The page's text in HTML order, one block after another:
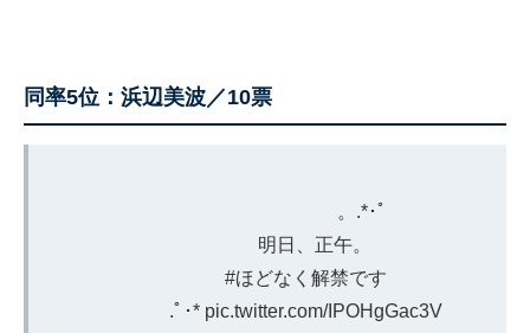
同率5位：浜辺美波／10票
。.*･ﾟ
明日、正午。
#ほどなく解禁です
.ﾟ･* pic.twitter.com/IPOHgGac3V